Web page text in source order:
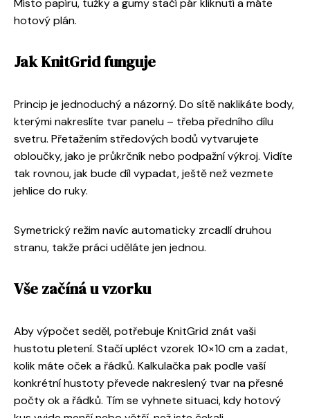
Místo papíru, tužky a gumy stačí pár kliknutí a máte
hotový plán.
Jak KnitGrid funguje
Princip je jednoduchý a názorný. Do sítě naklikáte body,
kterými nakreslíte tvar panelu – třeba předního dílu
svetru. Přetažením středových bodů vytvarujete
obloučky, jako je průkrčník nebo podpažní výkroj. Vidíte
tak rovnou, jak bude díl vypadat, ještě než vezmete
jehlice do ruky.
Symetrický režim navíc automaticky zrcadlí druhou
stranu, takže práci uděláte jen jednou.
Vše začíná u vzorku
Aby výpočet seděl, potřebuje KnitGrid znát vaši
hustotu pletení. Stačí upléct vzorek 10×10 cm a zadat,
kolik máte oček a řádků. Kalkulačka pak podle vaší
konkrétní hustoty převede nakreslený tvar na přesné
počty ok a řádků. Tím se vyhnete situaci, kdy hotový